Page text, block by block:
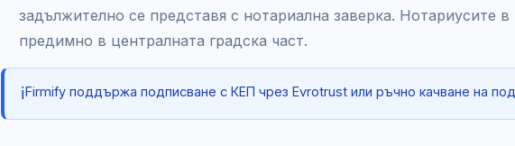
задължително се представя с нотариална заверка. Нотариусите
предимно в централната градска част.
ℹ️Firmify поддържа подписване с КЕП чрез Evrotrust или ръчно качване на